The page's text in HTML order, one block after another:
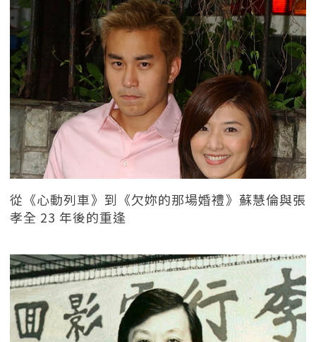
從《心動列車》到《欠妳的那場婚禮》蘇慧倫與張
孝全 23 年後的重逢